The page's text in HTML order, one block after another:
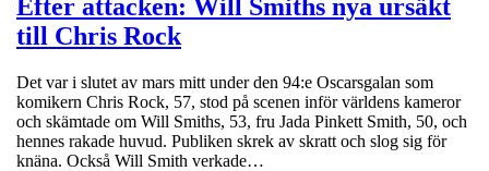
Efter attacken: Will Smiths nya ursäkt
till Chris Rock
Det var i slutet av mars mitt under den 94:e Oscarsgalan som
komikern Chris Rock, 57, stod på scenen inför världens kameror
och skämtade om Will Smiths, 53, fru Jada Pinkett Smith, 50, och
hennes rakade huvud. Publiken skrek av skratt och slog sig för
knäna. Också Will Smith verkade…